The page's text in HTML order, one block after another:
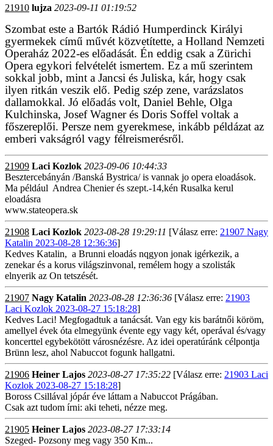
21910 lujza 2023-09-11 01:19:52
Szombat este a Bartók Rádió Humperdinck Királyi
gyermekek című művét közvetítette, a Holland Nemzeti
Operaház 2022-es előadását. Én eddig csak a Zürichi
Opera egykori felvételét ismertem. Ez a mű szerintem
sokkal jobb, mint a Jancsi és Juliska, kár, hogy csak
ilyen ritkán veszik elő. Pedig szép zene, varázslatos
dallamokkal. Jó előadás volt, Daniel Behle, Olga
Kulchinska, Josef Wagner és Doris Soffel voltak a
főszereplői. Persze nem gyerekmese, inkább példázat az
emberi vakságról vagy félreismerésről.
21909 Laci Kozlok 2023-09-06 10:44:33
Besztercebányán /Banská Bystrica/ is vannak jo opera eloadások.
Ma például Andrea Chenier és szept.-14,kén Rusalka kerul
eloadásra
www.stateopera.sk
21908 Laci Kozlok 2023-08-28 19:29:11 [Válasz erre: 21907 Nagy
Katalin 2023-08-28 12:36:36]
Kedves Katalin, a Brunni eloadás nqgyon jonak igérkezik, a
zenekar és a korus világszinvonal, remélem hogy a szolisták
elnyerik az On tetszését.
21907 Nagy Katalin 2023-08-28 12:36:36 [Válasz erre: 21903
Laci Kozlok 2023-08-27 15:18:28]
Kedves Laci! Megfogadtuk a tanácsát. Van egy kis barátnői köröm,
amellyel évek óta elmegyünk évente egy vagy két, operával és/vagy
koncerttel egybekötött városnézésre. Az idei operatúránk célpontja
Brünn lesz, ahol Nabuccot fogunk hallgatni.
21906 Heiner Lajos 2023-08-27 17:35:22 [Válasz erre: 21903 Laci
Kozlok 2023-08-27 15:18:28]
Boross Csillával jópár éve láttam a Nabuccot Prágában.
Csak azt tudom írni: aki teheti, nézze meg.
21905 Heiner Lajos 2023-08-27 17:33:14
Szeged- Pozsony meg vagy 350 Km...